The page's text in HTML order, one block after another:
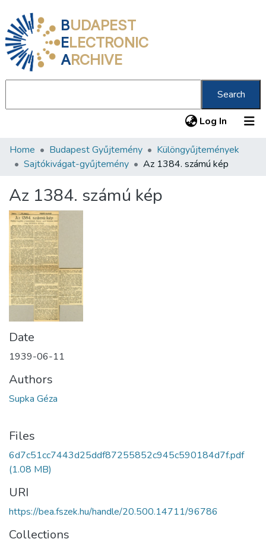
BUDAPEST
ELECTRONIC
ARCHIVE
Search
Log In (current)
Communities & Collections
Statistics
About us
Home Budapest Gyűjtemény
Különgyűjtemények
Sajtókivágat-gyűjtemény
Az 1384. számú kép
Az 1384. számú kép
Date
1939-06-11
Authors
Supka Géza
Files
6d7c51cc7443d25ddf87255852c945c590184d7f.pdf
(1.08 MB)
URI
https://bea.fszek.hu/handle/20.500.14711/96786
Collections